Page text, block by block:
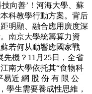
向善’！河海大學、蘇
科教學行動方案。背后
明顯、融合應用廣度深
南京大學統籌算力資
若何从動響應國家戰
先機？11月25日，全省
南大學依托其“食物科
易近 網 股 份 有 限 公
學生需要養成性思維，